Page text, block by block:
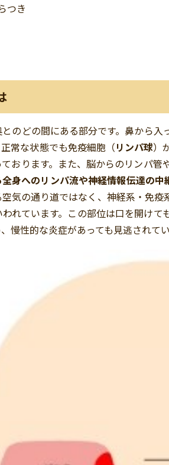
つき
のどの間にある部分です。鼻から
常な状態でも免疫細胞（リンパ球）
おります。また、脳からのリンパ
身へのリンパ流や神経情報伝達の中
気の通り道ではなく、神経系・免
われています。この部位は口を開け
慢性的な炎症があっても見逃されて